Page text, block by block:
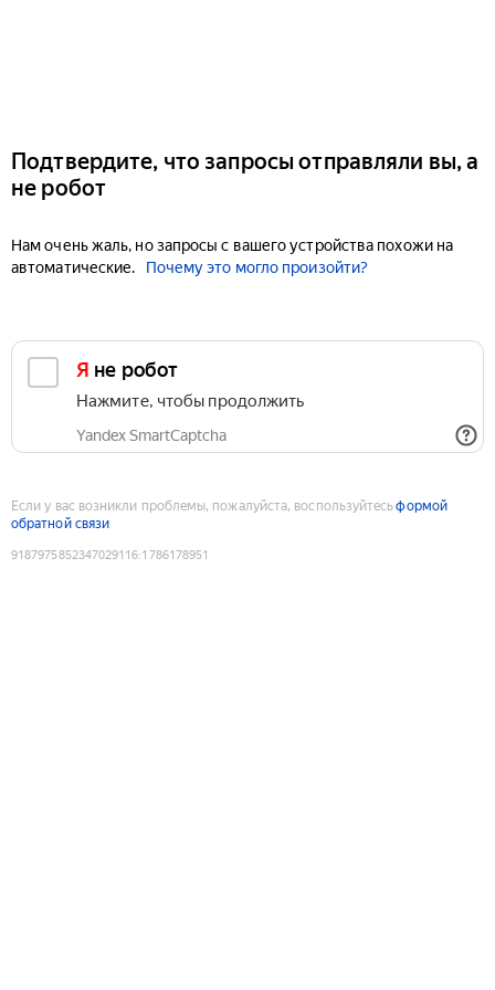
Подтвердите, что запросы отправляли вы, а
не робот
Нам очень жаль, но запросы с вашего устройства похожи на
автоматические.
Почему это могло произойти?
Я не робот
Нажмите, чтобы продолжить
Yandex SmartCaptcha
Если у вас возникли проблемы, пожалуйста, воспользуйтесьформой
обратной связи
9187975852347029116:1786178951